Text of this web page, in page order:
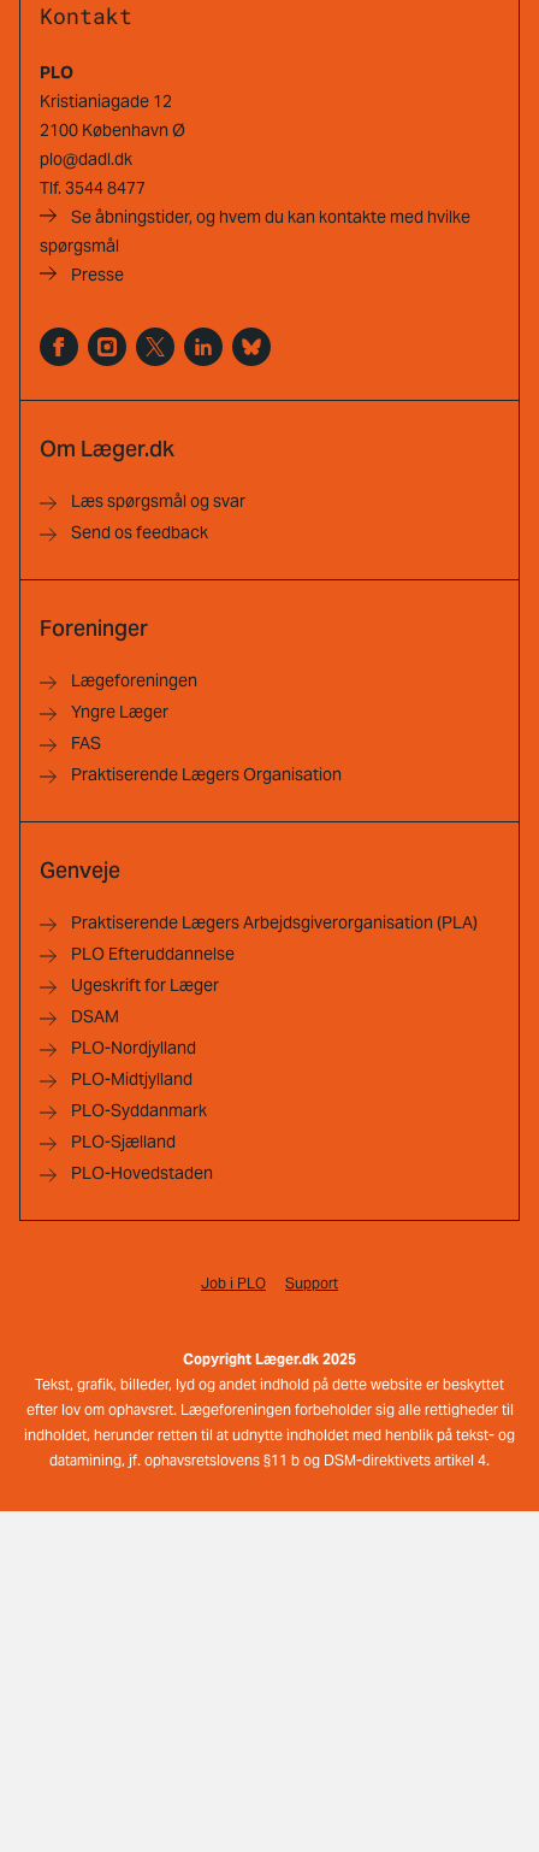
Kontakt
PLO
Kristianiagade 12
2100 København Ø
plo@dadl.dk
Tlf.3544 8477
Se åbningstider, og hvem du kan kontakte med hvilke
spørgsmål
Presse
Om Læger.dk
Læs spørgsmål og svar
Send os feedback
Foreninger
Lægeforeningen
Yngre Læger
FAS
Praktiserende Lægers Organisation
Genveje
Praktiserende Lægers Arbejdsgiverorganisation (PLA)
PLO Efteruddannelse
Ugeskrift for Læger
DSAM
PLO-Nordjylland
PLO-Midtjylland
PLO-Syddanmark
PLO-Sjælland
PLO-Hovedstaden
Job i PLO Support
Copyright Læger.dk 2025
Tekst, grafik, billeder, lyd og andet indhold på dette website er beskyttet
efter lov om ophavsret. Lægeforeningen forbeholder sig alle rettigheder til
indholdet, herunder retten til at udnytte indholdet med henblik på tekst- og
datamining, jf. ophavsretslovens §11 b og DSM-direktivets artikel 4.